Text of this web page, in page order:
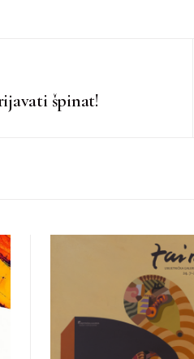
špinat!